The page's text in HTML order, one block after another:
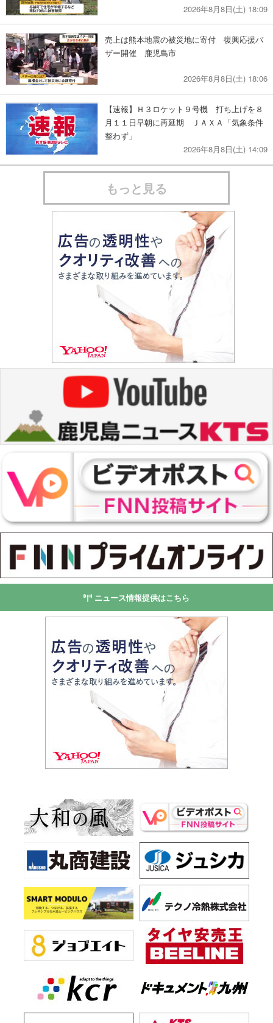
2026年8月8日(土) 18:09
売上は熊本地震の被災地に寄付 復興応援バ
ザー開催 鹿児島市
2026年8月8日(土) 18:06
【速報】Ｈ３ロケット９号機 打ち上げを８
月１１日早朝に再延期 ＪＡＸＡ「気象条件
整わず」
2026年8月8日(土) 14:09
もっと見る
ニュース情報提供はこちら